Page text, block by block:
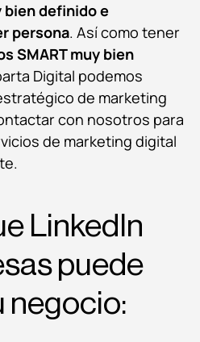
bien definido e
persona. Así como tener
SMART muy bien
Digital podemos
de marketing
con nosotros para
de marketing digital
LinkedIn
puede
negocio: